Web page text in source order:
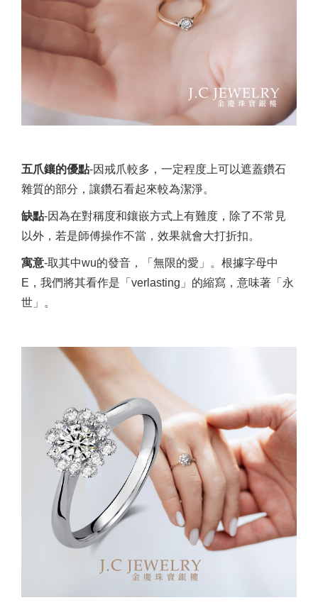
五爪鑲的優點-因戒爪較多，一定程度上可以遮蓋鑽石
雜質的部分，讓鑽石看起來較為潔淨。
缺點-因為在對稱度和鑲嵌方式上有難度，除了不常見
以外，若是師傅操作不當，效果就會大打折扣。
寓意-取其中wu的發音，「無限的愛」。根據字母中
E，我們將其看作是「verlasting」的縮寫，意味著「永
世」。